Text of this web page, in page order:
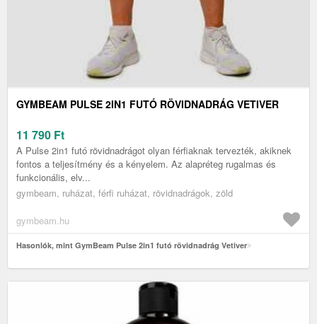
GYMBEAM PULSE 2IN1 FUTÓ RÖVIDNADRÁG VETIVER
11 790 Ft
A Pulse 2in1 futó rövidnadrágot olyan férfiaknak tervezték, akiknek
fontos a teljesítmény és a kényelem. Az alapréteg rugalmas és
funkcionális, elv...
gymbeam, ruházat, férfi ruházat, rövidnadrágok, zöld
gymbeam.hu
Hasonlók, mint GymBeam Pulse 2in1 futó rövidnadrág Vetiver